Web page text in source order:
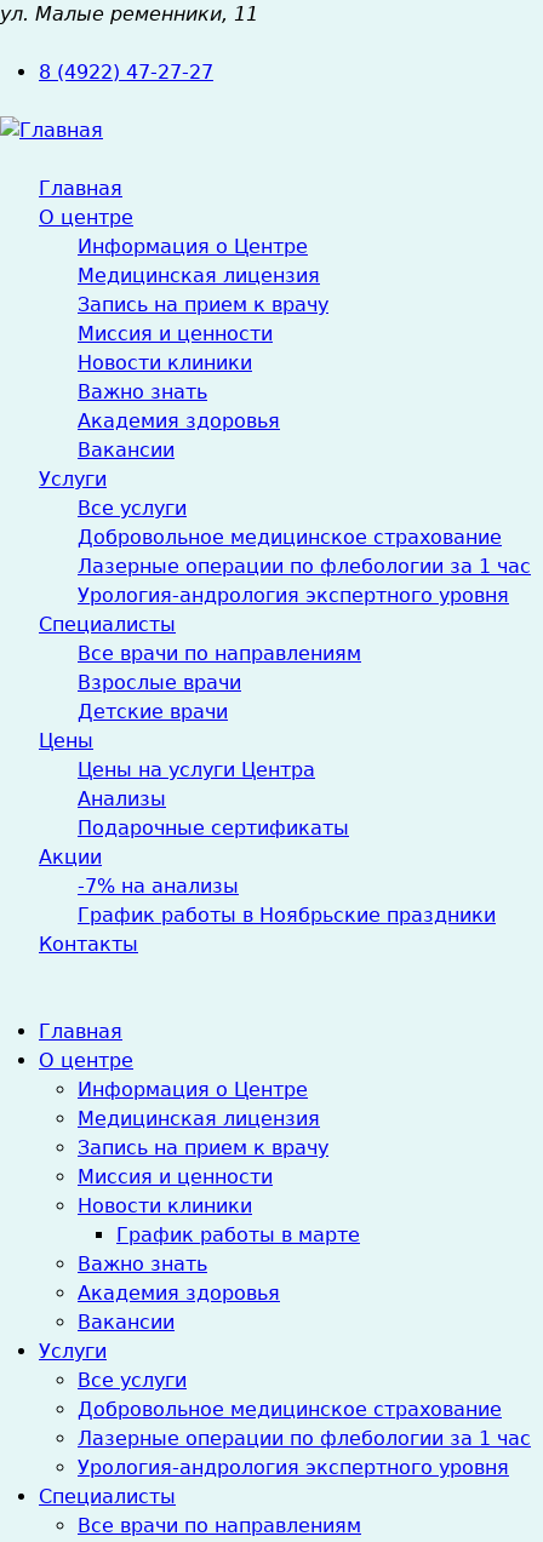
Jump
navigation
ул. Малые ременники, 11
8 (4922) 47-27-27
Главная
О центре
Информация о Центре
Медицинская лицензия
Запись на прием к врачу
Миссия и ценности
Новости клиники
Важно знать
Академия здоровья
Вакансии
Услуги
Все услуги
Добровольное медицинское страхование
Лазерные операции по флебологии за 1 час
Урология-андрология экспертного уровня
Специалисты
Все врачи по направлениям
Взрослые врачи
Детские врачи
Цены
Цены на услуги Центра
Анализы
Подарочные сертификаты
Акции
-7% на анализы
График работы в Ноябрьские праздники
Контакты
Главная
О центре
Информация о Центре
Медицинская лицензия
Запись на прием к врачу
Миссия и ценности
Новости клиники
График работы в марте
Важно знать
Академия здоровья
Вакансии
Услуги
Все услуги
Добровольное медицинское страхование
Лазерные операции по флебологии за 1 час
Урология-андрология экспертного уровня
Специалисты
Все врачи по направлениям